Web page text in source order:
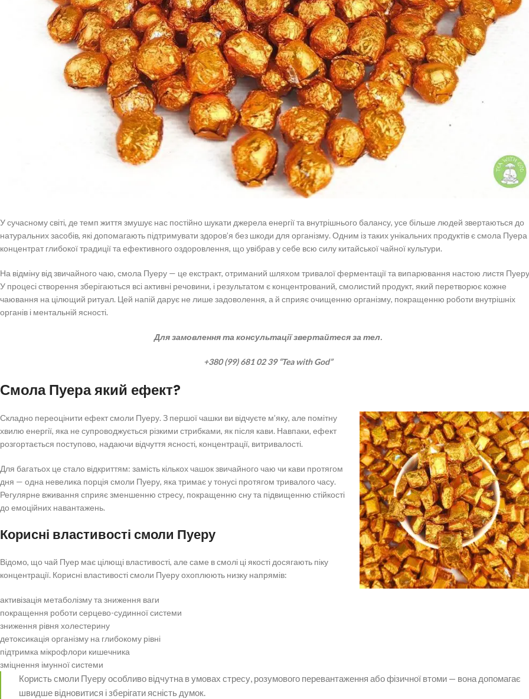
У сучасному світі, де темп життя змушує нас постійно шукати джерела енергії та внутрішнього балансу, усе більше людей звертаються до
натуральних засобів, які допомагають підтримувати здоров’я без шкоди для організму. Одним із таких унікальних продуктів є смола
концентрат глибокої традиції та ефективного оздоровлення, що увібрав у себе всю силу китайської чайної культури.
На відміну від звичайного чаю, смола Пуеру — це екстракт, отриманий шляхом тривалої ферментації та випарювання настою листя
У процесі створення зберігаються всі активні речовини, і результатом є концентрований, смолистий продукт, який перетворює кожне
чаювання на цілющий ритуал. Цей напій дарує не лише задоволення, а й сприяє очищенню організму, покращенню роботи внутрішніх
органів і ментальній ясності.
Для замовлення та консультації звертайтеся за тел.
+380 (99) 681 02 39 “Tea with God”
Смола Пуера який ефект?
Складно переоцінити ефект смоли Пуеру. З першої чашки ви відчуєте м’яку, але помітну
хвилю енергії, яка не супроводжується різкими стрибками, як після кави. Навпаки, ефект
розгортається поступово, надаючи відчуття ясності, концентрації, витривалості.
Для багатьох це стало відкриттям: замість кількох чашок звичайного чаю чи кави протягом
дня — одна невелика порція смоли Пуеру, яка тримає у тонусі протягом тривалого часу.
Регулярне вживання сприяє зменшенню стресу, покращенню сну та підвищенню стійкості
до емоційних навантажень.
Корисні властивості смоли Пуеру
Відомо, що чай Пуер має цілющі властивості, але саме в смолі ці якості досягають піку
концентрації. Корисні властивості смоли Пуеру охоплюють низку напрямів:
активізація метаболізму та зниження ваги
покращення роботи серцево-судинної системи
зниження рівня холестерину
детоксикація організму на глибокому рівні
підтримка мікрофлори кишечника
зміцнення імунної системи
Користь смоли Пуеру особливо відчутна в умовах стресу, розумового перевантаження або фізичної втоми — вона допомагає
швидше відновитися і зберігати ясність думок.